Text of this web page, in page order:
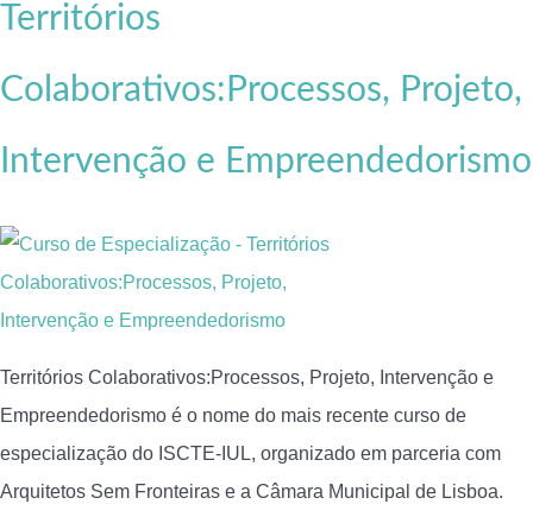
Territórios
Colaborativos:Processos, Projeto,
Intervenção e Empreendedorismo
Territórios Colaborativos:Processos, Projeto, Intervenção e
Empreendedorismo é o nome do mais recente curso de
especialização do ISCTE-IUL, organizado em parceria com
Arquitetos Sem Fronteiras e a Câmara Municipal de Lisboa.